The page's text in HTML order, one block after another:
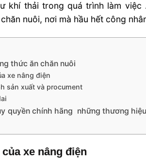
khí thải trong quá trình làm
nuôi, nơi mà hầu hết công
thức ăn chăn nuôi
xe nâng điện
sản xuất và procument
quyền chính hãng những thương
xe nâng điện